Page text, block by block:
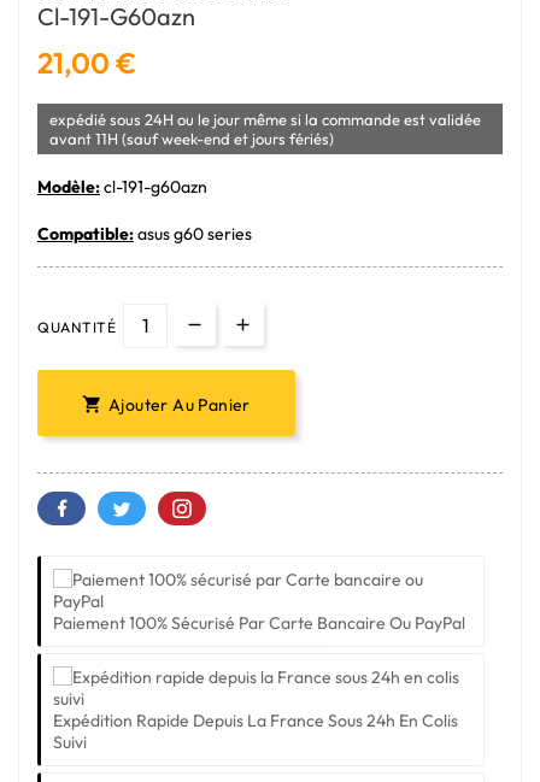
Cl-191-G60azn
21,00 €
expédié sous 24H ou le jour même si la commande est validée
avant 11H (sauf week-end et jours fériés)
Modèle:cl-191-g60azn
Compatible:asus g60 series
QUANTITÉ
 Ajouter Au Panier
Paiement 100% Sécurisé Par Carte Bancaire Ou PayPal
Expédition Rapide Depuis La France Sous 24h En Colis
Suivi